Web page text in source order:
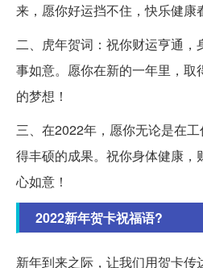
来，愿你好运挡不住，快乐健康
二、虎年贺词：祝你财运亨通，
事如意。愿你在新的一年里，取
的梦想！
三、在2022年，愿你无论是在
得丰硕的成果。祝你身体健康，
心如意！
2022新年贺卡祝福语?
新年到来之际，让我们用贺卡